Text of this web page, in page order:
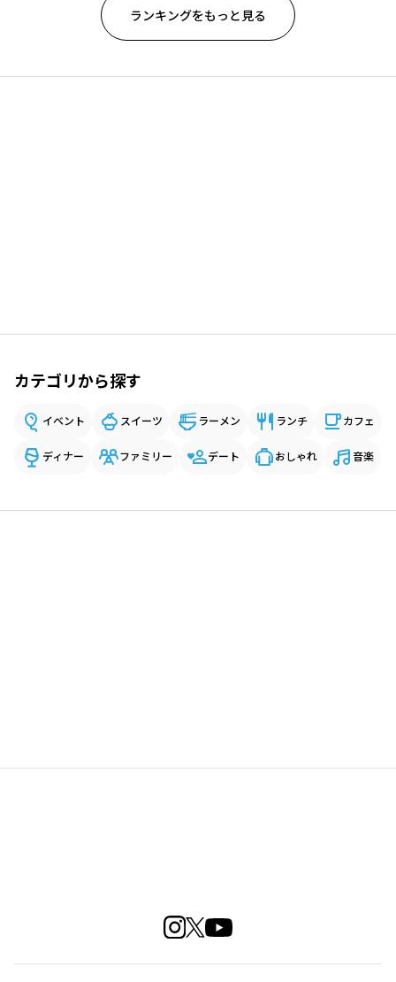
ランキングをもっと見る
カテゴリから探す
イベント スイーツ ラーメン ランチ カフェ
ディナー ファミリー デート おしゃれ 音楽